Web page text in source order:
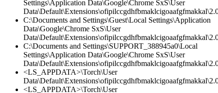
Settings\Application Data\Google\Chrome SxS\User
C:\Documents and Settings\Guest\Local Settings\Application
Data\Google\Chrome SxS\User
C:\Documents and Settings\SUPPORT_388945a0\Local
Settings\Application Data\Google\Chrome SxS\User
<LS_APPDATA>\Torch\User
<LS_APPDATA>\Torch\User